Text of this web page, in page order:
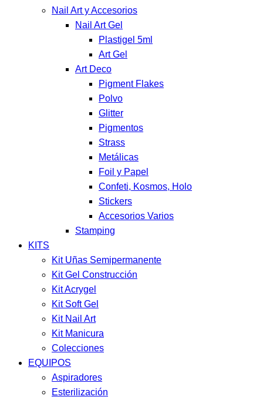
Nail Art y Accesorios
Nail Art Gel
Plastigel 5ml
Art Gel
Art Deco
Pigment Flakes
Polvo
Glitter
Pigmentos
Strass
Metálicas
Foil y Papel
Confeti, Kosmos, Holo
Stickers
Accesorios Varios
Stamping
KITS
Kit Uñas Semipermanente
Kit Gel Construcción
Kit Acrygel
Kit Soft Gel
Kit Nail Art
Kit Manicura
Colecciones
EQUIPOS
Aspiradores
Esterilización